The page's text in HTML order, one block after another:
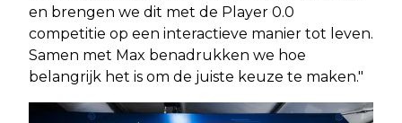
en brengen we dit met de Player 0.0
competitie op een interactieve manier tot leven.
Samen met Max benadrukken we hoe
belangrijk het is om de juiste keuze te maken."